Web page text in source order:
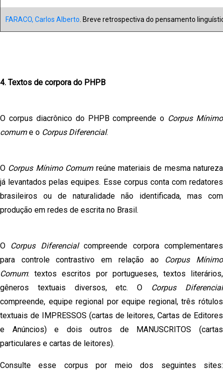
FARACO, Carlos Alberto. Breve retrospectiva do pensamento
4. Textos de corpora do PHPB
O corpus diacrônico do PHPB compreende o Corpus Mínimo
comume o Corpus Diferencial.
O Corpus Mínimo Comumreúne materiais de mesma natureza
já levantados pelas equipes. Esse corpus conta com redatores
brasileiros ou de naturalidade não identificada, mas com
produção em redes de escrita no Brasil.
O Corpus Diferencialcompreende corpora complementares
para controle contrastivo em relação ao Corpus Mínimo
Comum: textos escritos por portugueses, textos literários,
gêneros textuais diversos, etc. O Corpus Diferencial
compreende, equipe regional por equipe regional, três rótulos
textuais de IMPRESSOS (cartas de leitores, Cartas de Editores
e Anúncios) e dois outros de MANUSCRITOS (cartas
particulares e cartas de leitores).
Consulte esse corpus por meio dos seguintes sites: